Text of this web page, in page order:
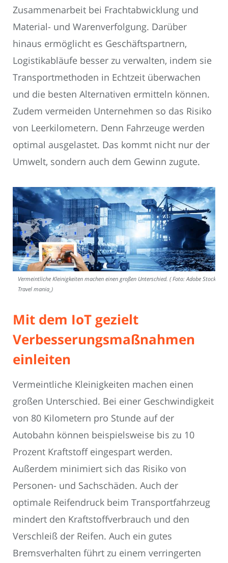
Zusammenarbeit bei Frachtabwicklung und
Material- und Warenverfolgung. Darüber
hinaus ermöglicht es Geschäftspartnern,
Logistikabläufe besser zu verwalten, indem sie
Transportmethoden in Echtzeit überwachen
und die besten Alternativen ermitteln können.
Zudem vermeiden Unternehmen so das Risiko
von Leerkilometern. Denn Fahrzeuge werden
optimal ausgelastet. Das kommt nicht nur der
Umwelt, sondern auch dem Gewinn zugute.
Vermeintliche Kleinigkeiten machen einen großen Unterschied. ( Foto: Adobe Stock –
Travel mania_)
Mit dem IoT gezielt
Verbesserungsmaßnahmen
einleiten
Vermeintliche Kleinigkeiten machen einen
großen Unterschied. Bei einer Geschwindigkeit
von 80 Kilometern pro Stunde auf der
Autobahn können beispielsweise bis zu 10
Prozent Kraftstoff eingespart werden.
Außerdem minimiert sich das Risiko von
Personen- und Sachschäden. Auch der
optimale Reifendruck beim Transportfahrzeug
mindert den Kraftstoffverbrauch und den
Verschleiß der Reifen. Auch ein gutes
Bremsverhalten führt zu einem verringerten